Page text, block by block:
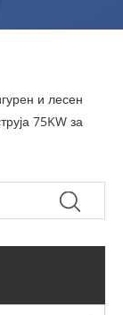
и лесен
75KW за